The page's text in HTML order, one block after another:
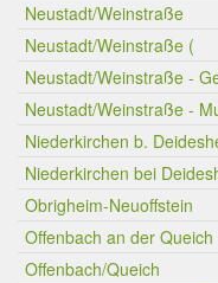
Neustadt/Weinstraße
Neustadt/Weinstraße (
Neustadt/Weinstraße -
Neustadt/Weinstraße -
Niederkirchen b.
Niederkirchen bei
Obrigheim-Neuoffstein
Offenbach an der Queich
Offenbach/Queich